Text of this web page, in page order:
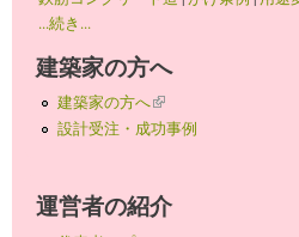
...続き...
建築家の方へ
建築家の方へ(link is external)
設計受注・成功事例
運営者の紹介